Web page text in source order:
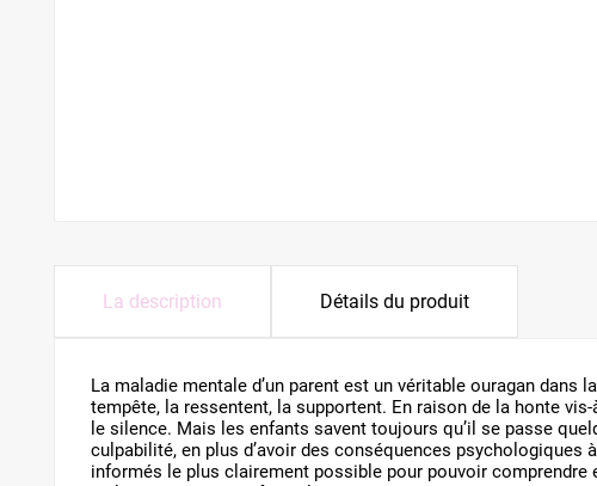
La description Détails du produit
La maladie mentale d’un parent est un véritable ouragan
tempête, la ressentent, la supportent. En raison de la honte
le silence. Mais les enfants savent toujours qu’il se passe
culpabilité, en plus d’avoir des conséquences psychologiques
informés le plus clairement possible pour pouvoir comprendre